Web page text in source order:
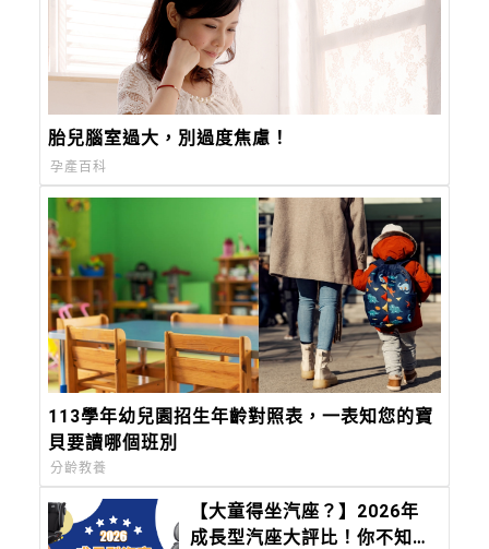
胎兒腦室過大，別過度焦慮！
孕產百科
113學年幼兒園招生年齡對照表，一表知您的寶
貝要讀哪個班別
分齡教養
【大童得坐汽座？】2026年
成長型汽座大評比！你不知道